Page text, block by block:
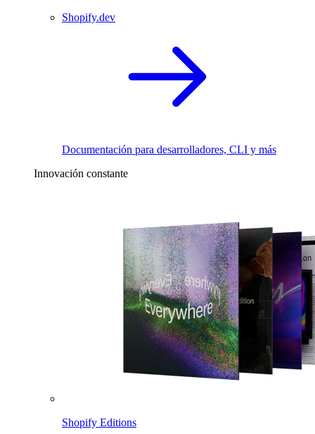
Shopify.dev
Documentación para desarrolladores, CLI y más
Innovación constante
Shopify Editions